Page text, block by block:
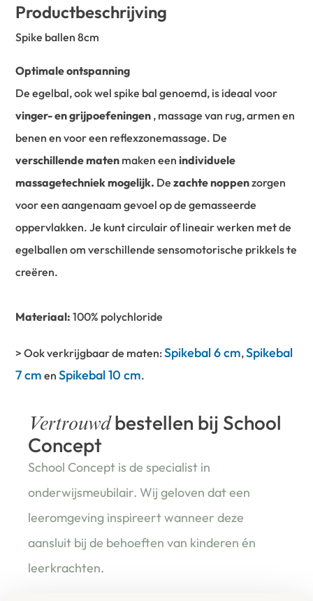
Productbeschrijving
Spike ballen 8cm
Optimale ontspanning
De egelbal, ook wel spike bal genoemd, is ideaal voor
vinger- en grijpoefeningen , massage van rug, armen en
benen en voor een reflexzonemassage. De
verschillende maten maken eenindividuele
massagetechniek mogelijk. Dezachte noppenzorgen
voor een aangenaam gevoel op de gemasseerde
oppervlakken. Je kunt circulair of lineair werken met de
egelballen om verschillende sensomotorische prikkels te
creëren.
Materiaal: 100% polychloride
> Ook verkrijgbaar de maten:Spikebal 6 cm,Spikebal
7 cm enSpikebal 10 cm.
Vertrouwdbestellen bij School
Concept
School Concept is de specialist in
onderwijsmeubilair. Wij geloven dat een
leeromgeving inspireert wanneer deze
aansluit bij de behoeften van kinderen én
leerkrachten.